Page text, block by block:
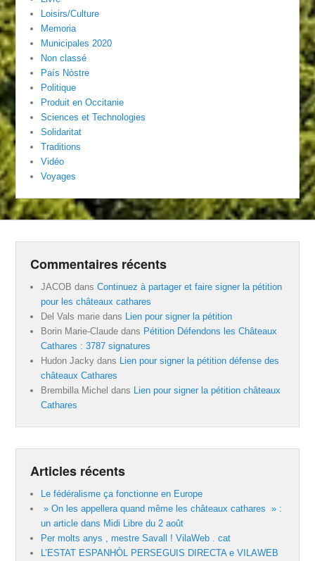
Loisirs/Culture
Memoria
Municipales 2020
Non classé
País Nòstre
Politique
Produit en Occitanie
Sciences et Technologies
Solidaritat
Traditions
Vidéo
Voyages
Commentaires récents
JACOB dansContinuez à partager et faire signer la pétition
pour les châteaux cathares
Del Vals marie dans
Lien pour signer la pétition
Borin Marie-Claude dans Pétition Défendons les Châteaux
Cathares : 3787 signatures
Hudon Jacky dans
Lien pour signer la pétition défense des
châteaux Cathares
Brembilla Michel dans
Lien pour signer la pétition châteaux
Cathares
Articles récents
Le fédéralisme ça fonctionne en Europe
» On les appellera quand même les châteaux cathares » :
un article dans Midi Libre du 2 août
Per molts anys , mestre Savall ! VilaWeb . cat
L’ESTAT ESPANHÒL PERSEGUIS DIRECTA e VILAWEB